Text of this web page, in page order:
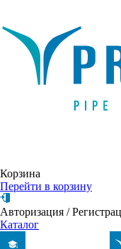
Корзина
Перейти в корзину
Авторизация /
Каталог